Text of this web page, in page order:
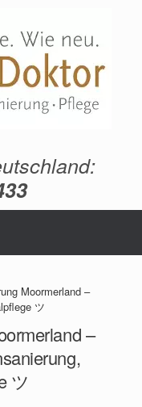
Moormerland –
ツ
–
ツ